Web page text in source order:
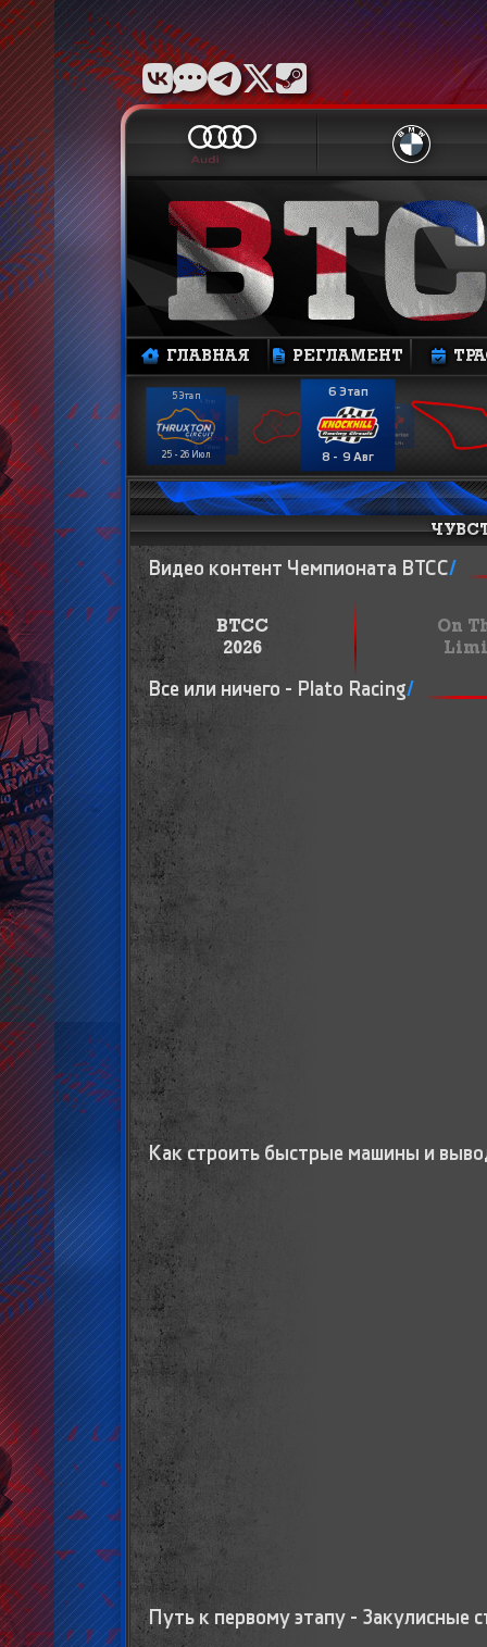
ГЛАВНАЯ РЕГЛАМЕНТ
5 Этап
25 - 26 Июл
6 Этап
8 - 9 Авг
Видео контент Чемпионата BTCC/
BTCC
2026
On
Все или ничего - Plato Racing/
Как строить быстрые машины и
Путь к первому этапу - Закулисные